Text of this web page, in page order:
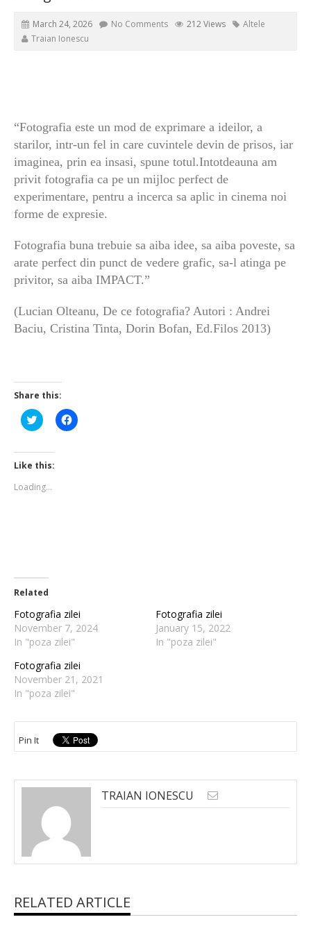
March 24, 2026 No Comments 212 Views
Altele
Traian Ionescu
“Fotografia este un mod de exprimare a ideilor, a
starilor, intr-un fel in care cuvintele devin de prisos, iar
imaginea, prin ea insasi, spune totul.Intotdeauna am
privit fotografia ca pe un mijloc perfect de
experimentare, pentru a incerca sa aplic in cinema noi
forme de expresie.
Fotografia buna trebuie sa aiba idee, sa aiba poveste, sa
arate perfect din punct de vedere grafic, sa-l atinga pe
privitor, sa aiba IMPACT.”
(Lucian Olteanu, De ce fotografia? Autori : Andrei
Baciu, Cristina Tinta, Dorin Bofan, Ed.Filos 2013)
Share this:
Click
to
Twitter
(Opens
in
window)
Click
to
Like this:
Loading...
Related
Fotografia zilei
November 7, 2024
In "poza zilei"
Fotografia zilei
January 15, 2022
In "poza zilei"
Fotografia zilei
November 21, 2021
In "poza zilei"
Pin It
TRAIAN IONESCU
RELATED ARTICLE